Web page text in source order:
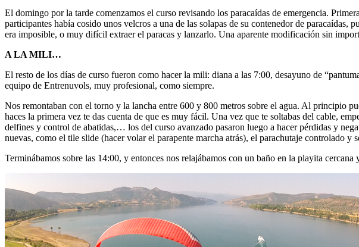
El domingo por la tarde comenzamos el curso revisando los paracaídas de emergencia.
participantes había cosido unos velcros a una de las solapas de su contenedor de
era imposible, o muy difícil extraer el paracas y lanzarlo. Una aparente modificación sin
A LA MILI…
El resto de los días de curso fueron como hacer la mili: diana a las 7:00, desayuno de
equipo de Entrenuvols, muy profesional, como siempre.
Nos remontaban con el torno y la lancha entre 600 y 800 metros sobre el agua. Al principio
haces la primera vez te das cuenta de que es muy fácil. Una vez que te soltabas del cable,
delfines y control de abatidas,… los del curso avanzado pasaron luego a hacer pérdidas y
nuevas, como el tile slide (hacer volar el parapente marcha atrás), el parachutaje controlado y
Terminábamos sobre las 14:00, y entonces nos relajábamos con un baño en la playita